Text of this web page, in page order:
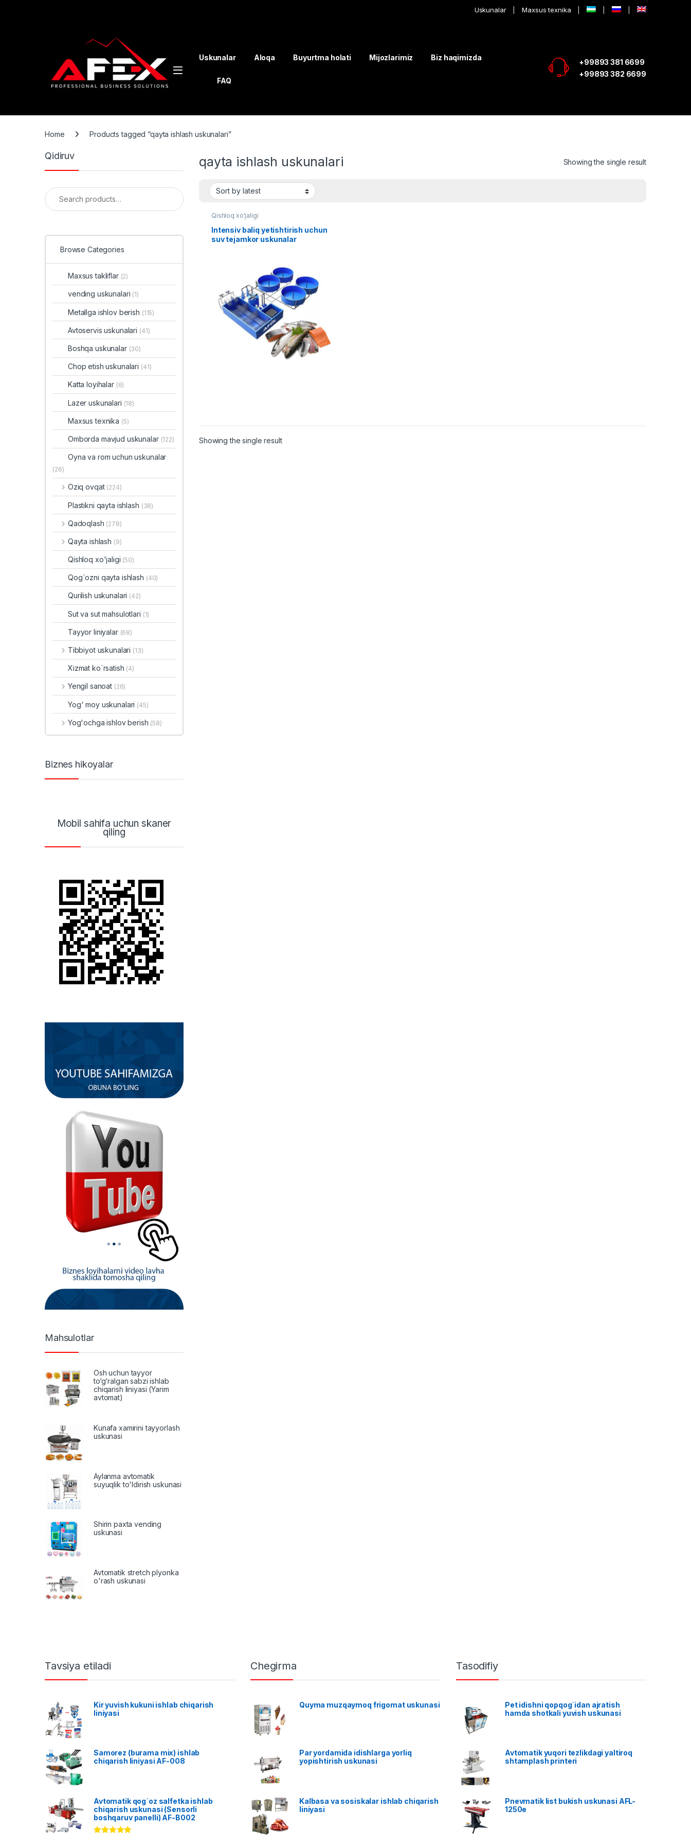
Uskunalar Maxsus texnika
Uskunalar Aloqa Buyurtma holati Mijozlarimiz Biz haqimizda
FAQ
+99893 381 6699
+99893 382 6699
Home Products tagged “qayta ishlash uskunalari”
qayta ishlash uskunalari Showing the single result
Qishloq xo'jaligi
Intensiv baliq yetishtirish uchun
suv tejamkor uskunalar
Showing the single result
Qidiruv
Search for:
Browse Categories
Maxsus takliflar (2)
vending uskunalari (1)
Metallga ishlov berish (115)
Avtoservis uskunalari (41)
Boshqa uskunalar (30)
Chop etish uskunalari (41)
Katta loyihalar (6)
Lazer uskunalari (18)
Maxsus texnika (5)
Omborda mavjud uskunalar (122)
Oyna va rom uchun uskunalar
(26)
Oziq ovqat (224)
Plastikni qayta ishlash (38)
Qadoqlash (278)
Qayta ishlash (9)
Qishloq xo'jaligi (50)
Qog`ozni qayta ishlash (40)
Qurilish uskunalari (42)
Sut va sut mahsulotlari (1)
Tayyor liniyalar (68)
Tibbiyot uskunalari (13)
Xizmat ko`rsatish (4)
Yengil sanoat (26)
Yog' moy uskunalari (45)
Yog'ochga ishlov berish (58)
Biznes hikoyalar
Mobil sahifa uchun skaner
qiling
Mahsulotlar
Osh uchun tayyor
to‘g‘ralgan sabzi ishlab
chiqarish liniyasi (Yarim
avtomat)
Kunafa xamirini tayyorlash
uskunasi
Aylanma avtomatik
suyuqlik to'ldirish uskunasi
Shirin paxta vending
uskunasi
Avtomatik stretch plyonka
o'rash uskunasi
Tavsiya etiladi
Kir yuvish kukuni ishlab chiqarish
liniyasi
Samorez (burama mix) ishlab
chiqarish liniyasi AF-008
Avtomatik qog`oz salfetka ishlab
chiqarish uskunasi (Sensorli
boshqaruv panelli) AF-B002
Chegirma
Quyma muzqaymoq frigomat uskunasi
Par yordamida idishlarga yorliq
yopishtirish uskunasi
Kalbasa va sosiskalar ishlab chiqarish
liniyasi
Tasodifiy
Pet idishni qopqog`idan ajratish
hamda shotkali yuvish uskunasi
Avtomatik yuqori tezlikdagi yaltiroq
shtamplash printeri
Pnevmatik list bukish uskunasi AFL-
1250e